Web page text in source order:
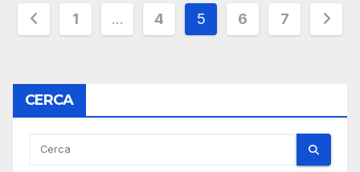
Paginazione
articoli
1 … 4 5 6 7
CERCA